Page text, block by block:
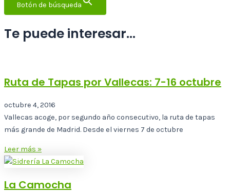
Botón de búsqueda
Te puede interesar...
Ruta de Tapas por Vallecas: 7-16 octubre
octubre 4, 2016
Vallecas acoge, por segundo año consecutivo, la ruta de tapas
más grande de Madrid. Desde el viernes 7 de octubre
Leer más »
La Camocha